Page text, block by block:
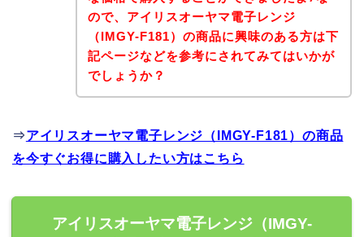
ので、アイリスオーヤマ電子レンジ
（IMGY-F181）の商品に興味のある方は下
記ページなどを参考にされてみてはいかが
でしょうか？
⇒アイリスオーヤマ電子レンジ（IMGY-F181）の商品
を今すぐお得に購入したい方はこちら
アイリスオーヤマ電子レンジ（IMGY-